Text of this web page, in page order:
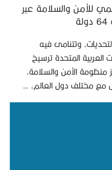
للأمن والسلامة عبر
وتتنامى فيه
العربية المتحدة ترسيخ
الأمن والسلامة،
مع مختلف دول العالم، …